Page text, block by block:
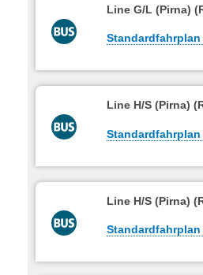
Line G/L (Pirna)
Line H/S (Pirna)
Line H/S (Pirna)